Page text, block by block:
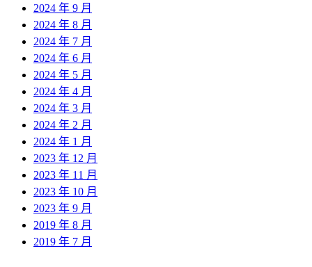
2024 年 9 月
2024 年 8 月
2024 年 7 月
2024 年 6 月
2024 年 5 月
2024 年 4 月
2024 年 3 月
2024 年 2 月
2024 年 1 月
2023 年 12 月
2023 年 11 月
2023 年 10 月
2023 年 9 月
2019 年 8 月
2019 年 7 月